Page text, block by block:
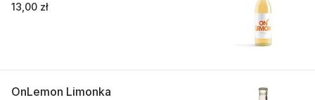
13,00 zł
OnLemon Limonka